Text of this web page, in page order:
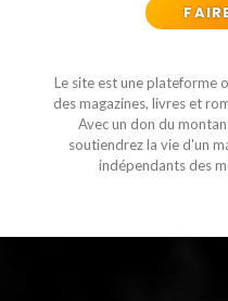
Le site est une plateforme
des magazines, livres et
Avec un don du
soutiendrez la vie d'un
indépendants des